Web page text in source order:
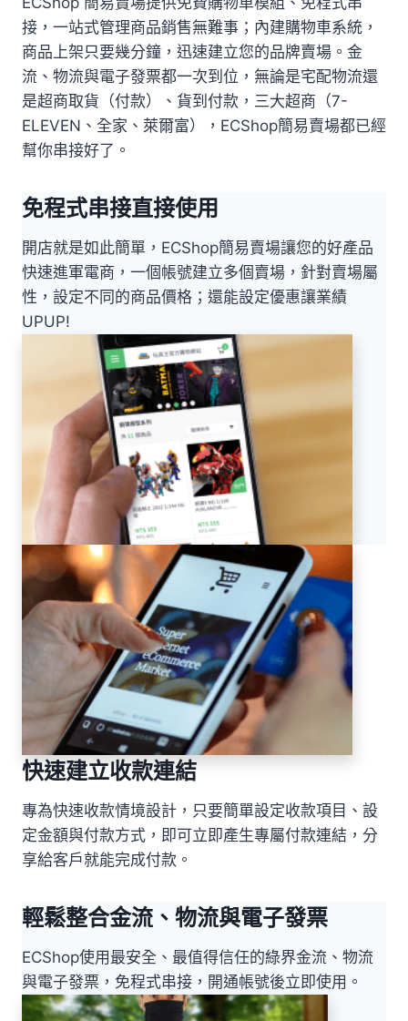
接，一站式管理商品銷售無難事；內建購物車系統，
商品上架只要幾分鐘，迅速建立您的品牌賣場。金
流、物流與電子發票都一次到位，無論是宅配物流還
是超商取貨（付款）、貨到付款，三大超商（7-
ELEVEN、全家、萊爾富），ECShop簡易賣場都已經
幫你串接好了。
免程式串接直接使用
開店就是如此簡單，ECShop簡易賣場讓您的好產品
快速進軍電商，一個帳號建立多個賣場，針對賣場屬
性，設定不同的商品價格；還能設定優惠讓業績
UPUP!
快速建立收款連結
專為快速收款情境設計，只要簡單設定收款項目、設
定金額與付款方式，即可立即產生專屬付款連結，分
享給客戶就能完成付款。
輕鬆整合金流、物流與電子發票
ECShop使用最安全、最值得信任的綠界金流、物流
與電子發票，免程式串接，開通帳號後立即使用。